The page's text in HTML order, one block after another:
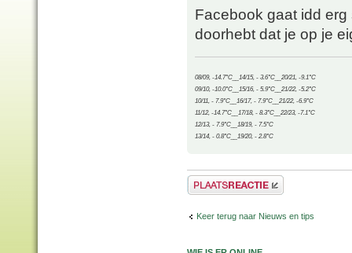
Facebook gaat idd
doorhebt dat je op je
08/09, -14.7°C__14/15, - 3.6°C__20/21, -9.1°C
09/10, -10.0°C__15/16, - 5.9°C__21/22, -5.2°C
10/11, - 7.9°C__16/17, - 7.9°C__21/22, -6.9°C
11/12, -14.7°C__17/18, - 8.3°C__22/23, -7.1°C
12/13, - 7.9°C__18/19, - 7.5°C
13/14, - 0.8°C__19/20, - 2.8°C
Plaats een reactie
Keer terug naar Nieuws en tips